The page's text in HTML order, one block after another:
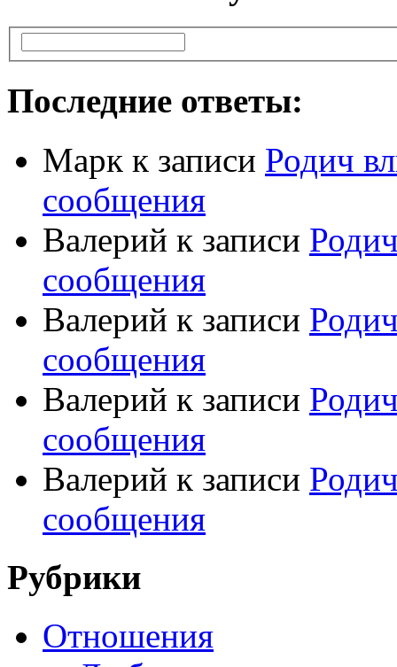
Последние ответы:
Марк к записи Родич
сообщения
Валерий к записи
сообщения
Валерий к записи
сообщения
Валерий к записи
сообщения
Валерий к записи
сообщения
Рубрики
Отношения